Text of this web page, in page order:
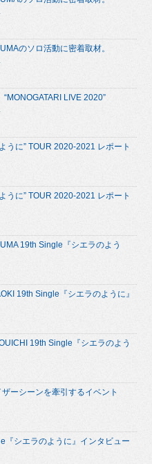
のソロ活動に密着取材。
“MONOGATARI LIVE 2020”
うに” TOUR 2020-2021 レポート
うに” TOUR 2020-2021 レポート
19th Single『シエラのよう
19th Single『シエラのように』
19th Single『シエラのよう
ーシーンを牽引するイベント
『シエラのように』インタビュー